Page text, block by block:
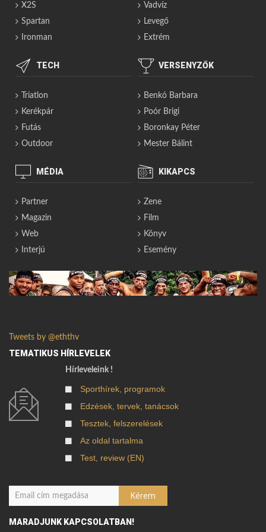
X2S
Spartan
Ironman
Vadvíz
Levegő
Extrém
TECH
Triatlon
Kerékpár
Futás
Outdoor
VERSENYZŐK
Benkó Barbara
Poór Brigi
Boronkay Péter
Mester Bálint
MÉDIA
Partner
Magazin
Web
Interjú
KIKAPCS
Zene
Film
Könyv
Esemény
Tweets by @eththv
TEMATIKUS HÍRLEVELEK
Hírleveleink !
Sporthírek, programok
Edzések, tervek, tanácsok
Tesztek, felszerelések
Az oldal tartalma
Test, review (EN)
MARADJUNK KAPCSOLATBAN!